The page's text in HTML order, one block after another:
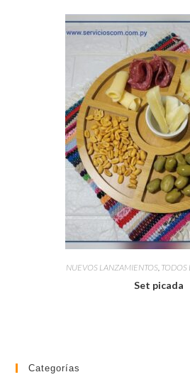
NUEVOS LANZAMIENTOS, TODOS
Set picada
Categorías